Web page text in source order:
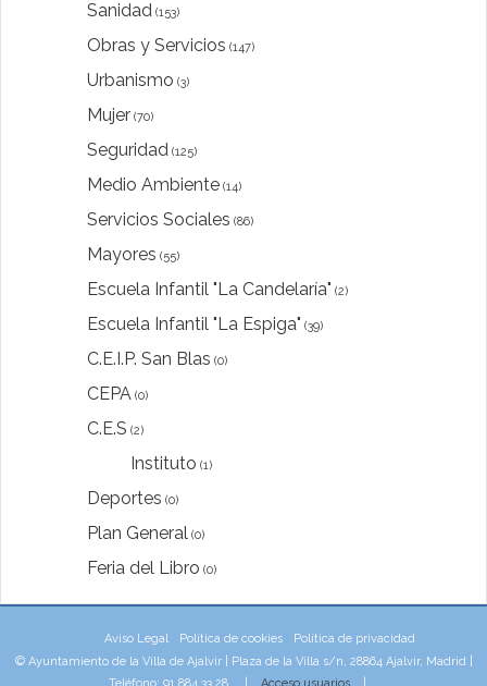
Sanidad (153)
Obras y Servicios (147)
Urbanismo (3)
Mujer (70)
Seguridad (125)
Medio Ambiente (14)
Servicios Sociales (86)
Mayores (55)
Escuela Infantil "La Candelaría" (2)
Escuela Infantil "La Espiga" (39)
C.E.I.P. San Blas (0)
CEPA (0)
C.E.S (2)
Instituto (1)
Deportes (0)
Plan General (0)
Feria del Libro (0)
Aviso Legal Política de cookies
Política de privacidad
© Ayuntamiento de la Villa de Ajalvir | Plaza de la Villa s/n, 28864 Ajalvir, Madrid |